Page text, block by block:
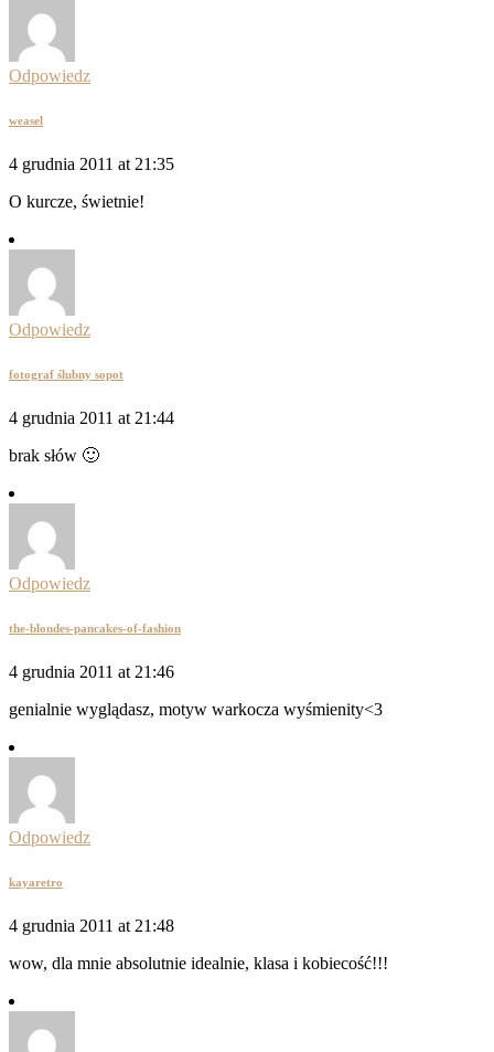
Odpowiedz
weasel
4 grudnia 2011 at 21:35
O kurcze, świetnie!
Odpowiedz
fotograf ślubny sopot
4 grudnia 2011 at 21:44
brak słów 🙂
Odpowiedz
the-blondes-pancakes-of-fashion
4 grudnia 2011 at 21:46
genialnie wyglądasz, motyw warkocza wyśmienity<3
Odpowiedz
kayaretro
4 grudnia 2011 at 21:48
wow, dla mnie absolutnie idealnie, klasa i kobiecość!!!